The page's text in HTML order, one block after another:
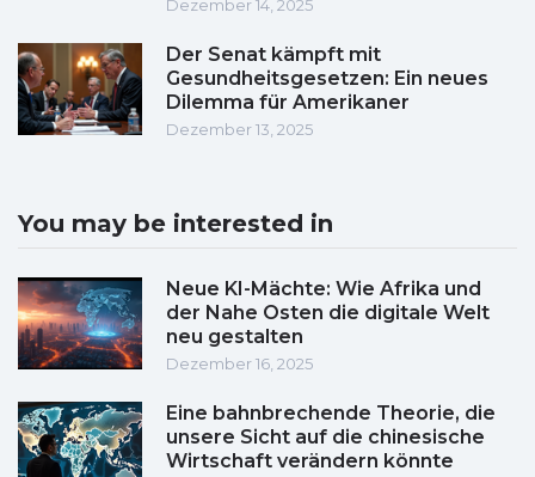
Dezember 14, 2025
Der Senat kämpft mit
Gesundheitsgesetzen: Ein neues
Dilemma für Amerikaner
Dezember 13, 2025
You may be interested in
Neue KI-Mächte: Wie Afrika und
der Nahe Osten die digitale Welt
neu gestalten
Dezember 16, 2025
Eine bahnbrechende Theorie, die
unsere Sicht auf die chinesische
Wirtschaft verändern könnte